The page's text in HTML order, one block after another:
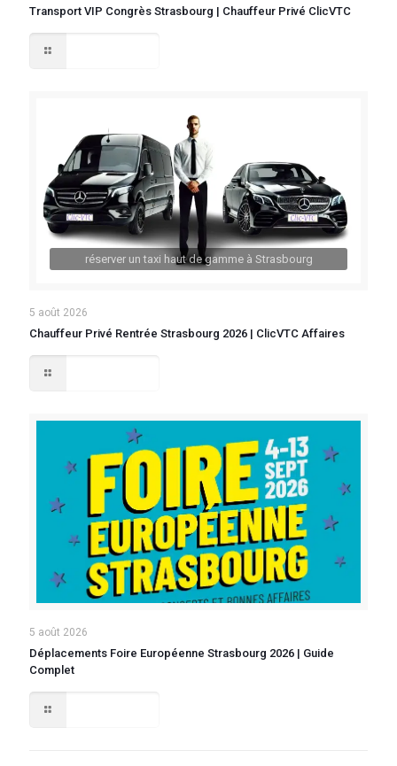
Transport VIP Congrès Strasbourg | Chauffeur Privé ClicVTC
réserver un taxi haut de gamme à Strasbourg
5 août 2026
Chauffeur Privé Rentrée Strasbourg 2026 | ClicVTC Affaires
5 août 2026
Déplacements Foire Européenne Strasbourg 2026 | Guide
Complet